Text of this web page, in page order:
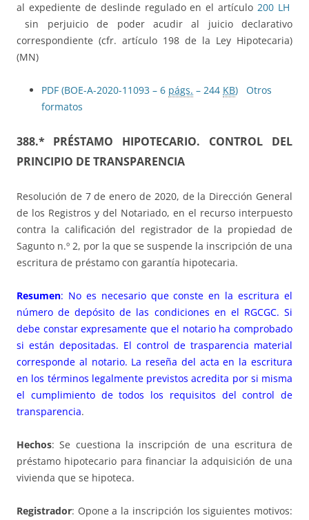
al expediente de deslinde regulado en el artículo200 LH
sin perjuicio de poder acudir al juicio declarativo
correspondiente (cfr. artículo 198 de la Ley Hipotecaria)
(MN)
PDF (BOE-A-2020-11093 – 6 págs. – 244 KB)
Otros
formatos
388.* PRÉSTAMO HIPOTECARIO. CONTROL DEL
PRINCIPIO DE TRANSPARENCIA
Resolución de 7 de enero de 2020, de la Dirección General
de los Registros y del Notariado, en el recurso interpuesto
contra la calificación del registrador de la propiedad de
Sagunto n.º 2, por la que se suspende la inscripción de una
escritura de préstamo con garantía hipotecaria.
Resumen: No es necesario que conste en la escritura el
número de depósito de las condiciones en el RGCGC. Si
debe constar expresamente que el notario ha comprobado
si están depositadas. El control de trasparencia material
corresponde al notario. La reseña del acta en la escritura
en los términos legalmente previstos acredita por si misma
el cumplimiento de todos los requisitos del control de
transparencia.
Hechos: Se cuestiona la inscripción de una escritura de
préstamo hipotecario para financiar la adquisición de una
vivienda que se hipoteca.
Registrador: Opone a la inscripción los siguientes motivos: